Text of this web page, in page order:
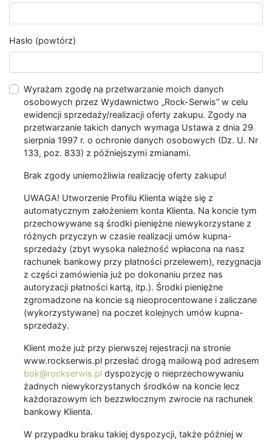
Hasło (powtórz)
Wyrażam zgodę na przetwarzanie moich danych
osobowych przez Wydawnictwo „Rock-Serwis” w celu
ewidencji sprzedaży/realizacji oferty zakupu. Zgody na
przetwarzanie takich danych wymaga Ustawa z dnia 29
sierpnia 1997 r. o ochronie danych osobowych (Dz. U. Nr
133, poz. 833) z późniejszymi zmianami.
Brak zgody uniemożliwia realizację oferty zakupu!
UWAGA! Utworzenie Profilu Klienta wiąże się z
automatycznym założeniem konta Klienta. Na koncie tym
przechowywane są środki pieniężne niewykorzystane z
różnych przyczyn w czasie realizacji umów kupna-
sprzedaży (zbyt wysoka należność wpłacona na nasz
rachunek bankowy przy płatności przelewem), rezygnacja
z części zamówienia już po dokonaniu przez nas
autoryzacji płatności kartą, itp.). Środki pieniężne
zgromadzone na koncie są nieoprocentowane i zaliczane
(wykorzystywane) na poczet kolejnych umów kupna-
sprzedaży.
Klient może już przy pierwszej rejestracji na stronie
www.rockserwis.pl przesłać drogą mailową pod adresem
bok@rockserwis.pl dyspozycję o nieprzechowywaniu
żadnych niewykorzystanych środków na koncie lecz
każdorazowym ich bezzwłocznym zwrocie na rachunek
bankowy Klienta.
W przypadku braku takiej dyspozycji, także później w